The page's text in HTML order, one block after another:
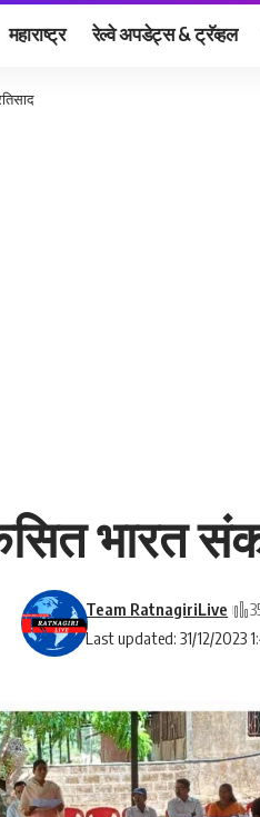
महाराष्ट्र रेल्वे अपडेट्स & ट्रॅव्हल
भारत
Last updated: 31/12/2023
Team RatnagiriLive